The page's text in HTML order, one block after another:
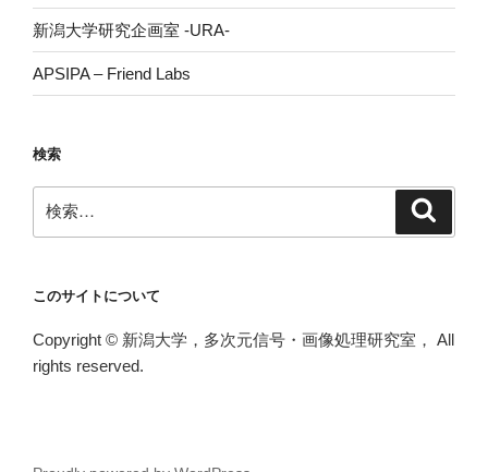
新潟大学研究企画室 -URA-
APSIPA – Friend Labs
検索
検
索:
このサイトについて
Copyright © 新潟大学，多次元信号・画像処理研究室， All
rights reserved.